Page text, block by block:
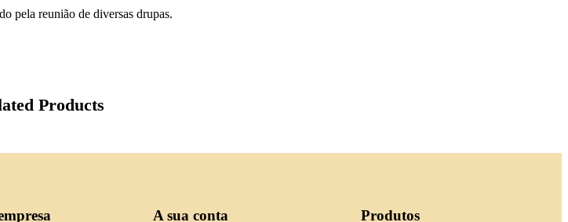
pela reunião de diversas drupas.
Products
A sua conta Produtos